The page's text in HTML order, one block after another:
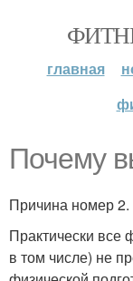
главная
Почему
Причина номер 2.
Практически
в том числе) не